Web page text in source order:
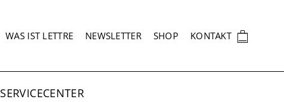
SEKUNDÄRNAVIGATION
WAS IST LETTRE NEWSLETTER SHOP KONTAKT 🛍
SERVICECENTER